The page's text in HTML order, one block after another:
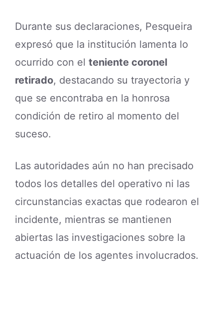
Durante sus declaraciones, Pesqueira
expresó que la institución lamenta lo
ocurrido con el teniente coronel
retirado, destacando su trayectoria y
que se encontraba en la honrosa
condición de retiro al momento del
suceso.
Las autoridades aún no han precisado
todos los detalles del operativo ni las
circunstancias exactas que rodearon el
incidente, mientras se mantienen
abiertas las investigaciones sobre la
actuación de los agentes involucrados.